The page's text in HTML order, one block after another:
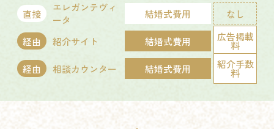
直接
エレガンテヴィ
ータ
結婚式費用 なし
経由 紹介サイト 結婚式費用 広告掲載
料
経由
相談カウンター 結婚式費用 紹介手数
料